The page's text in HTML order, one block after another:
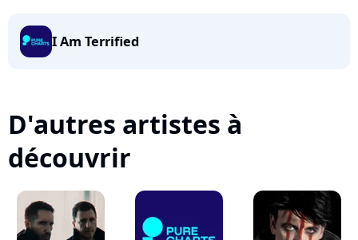
I Am Terrified
D'autres artistes à
découvrir